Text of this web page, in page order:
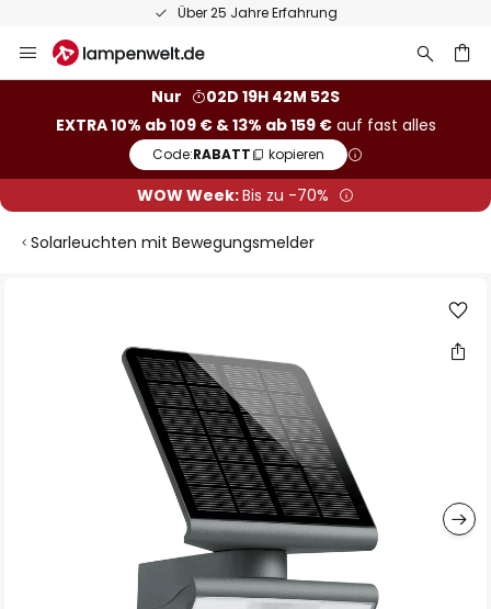
Über 25 Jahre Erfahrung
Inhalt
Nur
02D 19H 42M 52S
EXTRA 10% ab 109 € & 13% ab 159 €auf fast alles
Code:RABATT kopieren
WOW Week:Bis zu -70%
Solarleuchten mit Bewegungsmelder